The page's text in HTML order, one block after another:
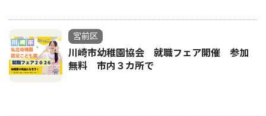
宮前区
川崎市幼稚園協会 就職フェア開催 参加
無料 市内３カ所で